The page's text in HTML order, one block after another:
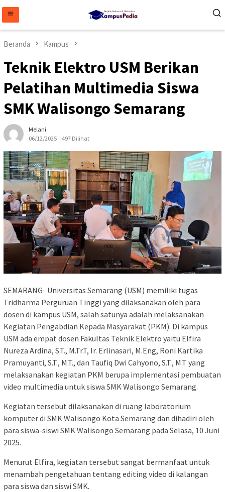
konten
Beranda Kampus
Teknik Elektro USM Berikan
Pelatihan Multimedia Siswa
SMK Walisongo Semarang
Melani
06/12/2025
497 Dilihat
SEMARANG- Universitas Semarang (USM) memiliki tugas
Tridharma Perguruan Tinggi yang dilaksanakan oleh para
dosen di kampus USM, salah satunya adalah melaksanakan
Kegiatan Pengabdian Kepada Masyarakat (PKM). Di kampus
USM ada empat dosen Fakultas Teknik Elektro yaitu Elfira
Nureza Ardina, S.T., M.Tr.T, Ir. Erlinasari, M.Eng, Roni Kartika
Pramuyanti, S.T., M.T., dan Taufiq Dwi Cahyono, S.T., M.T yang
melaksanakan kegiatan PKM berupa implementasi pembuatan
video multimedia untuk siswa SMK Walisongo Semarang.
Kegiatan tersebut dilaksanakan di ruang laboratorium
komputer di SMK Walisongo Kota Semarang dan dihadiri oleh
para siswa-siswi SMK Walisongo Semarang pada Selasa, 10 Juni
2025.
Menurut Elfira, kegiatan tersebut sangat bermanfaat untuk
menambah pengetahuan tentang editing video di kalangan
para siswa dan siswi SMK.